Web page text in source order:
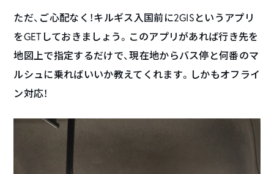
ただ、ご心配なく！キルギス入国前に2GISというアプリ
をGETしておきましょう。このアプリがあれば行き先を
地図上で指定するだけで、現在地からバス停と何番のマ
ルシュに乗ればいいか教えてくれます。しかもオフライ
ン対応！